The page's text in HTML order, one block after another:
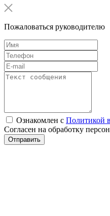
Пожаловаться руководителю
Ознакомлен с Политикой
Согласен на обработку
Отправить